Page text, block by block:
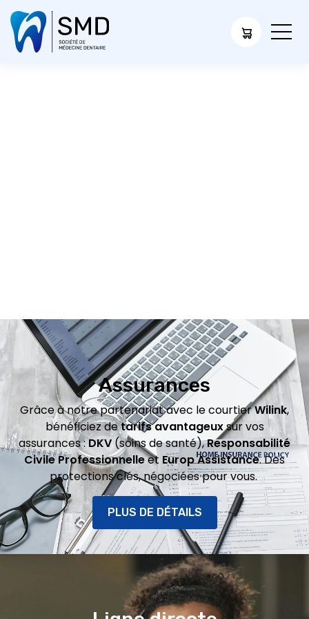
Assurances
Grâce à notre partenariat avec le courtierWilink,
bénéficiez detarifs avantageuxsur vos
assurances :DKV(soins de santé),Responsabilité
Civile Professionnelleet Europ Assistance. Des
protections clés, négociées pour vous.
PLUS DE DÉTAILS